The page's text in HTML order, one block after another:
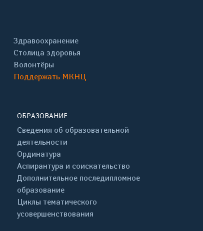
Здравоохранение
Столица здоровья
Волонтёры
Поддержать МКНЦ
ОБРАЗОВАНИЕ
Сведения об образовательной
деятельности
Ординатура
Аспирантура и соискательство
Дополнительное последипломное
образование
Циклы тематического
усовершенствования